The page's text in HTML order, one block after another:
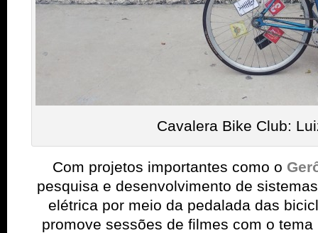
Cavalera Bike Club:
Com projetos importantes como o
pesquisa e desenvolvimento de
elétrica por meio da pedalada das
promove sessões de filmes com o